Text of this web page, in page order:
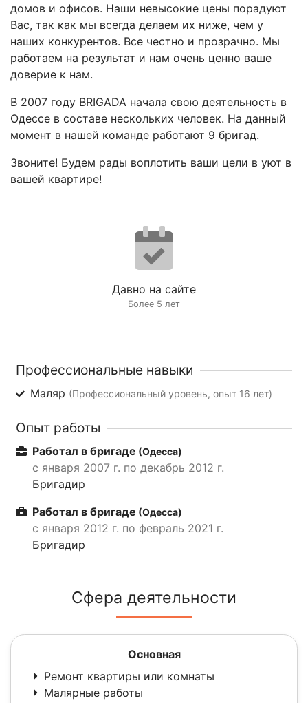
домов и офисов. Наши невысокие цены порадуют
Вас, так как мы всегда делаем их ниже, чем у
наших конкурентов. Все честно и прозрачно. Мы
работаем на результат и нам очень ценно ваше
доверие к нам.
В 2007 году BRIGADA начала свою деятельность в
Одессе в составе нескольких человек. На данный
момент в нашей команде работают 9 бригад.
Звоните! Будем рады воплотить ваши цели в уют в
вашей квартире!
Давно на сайте
Более 5 лет
Профессиональные навыки
Маляр (Профессиональный уровень, опыт 16 лет)
Опыт работы
Работал в бригаде (Одесса)
с января 2007 г. по декабрь 2012 г.
Бригадир
Работал в бригаде (Одесса)
с января 2012 г. по февраль 2021 г.
Бригадир
Сфера деятельности
Основная
Ремонт квартиры или комнаты
Малярные работы